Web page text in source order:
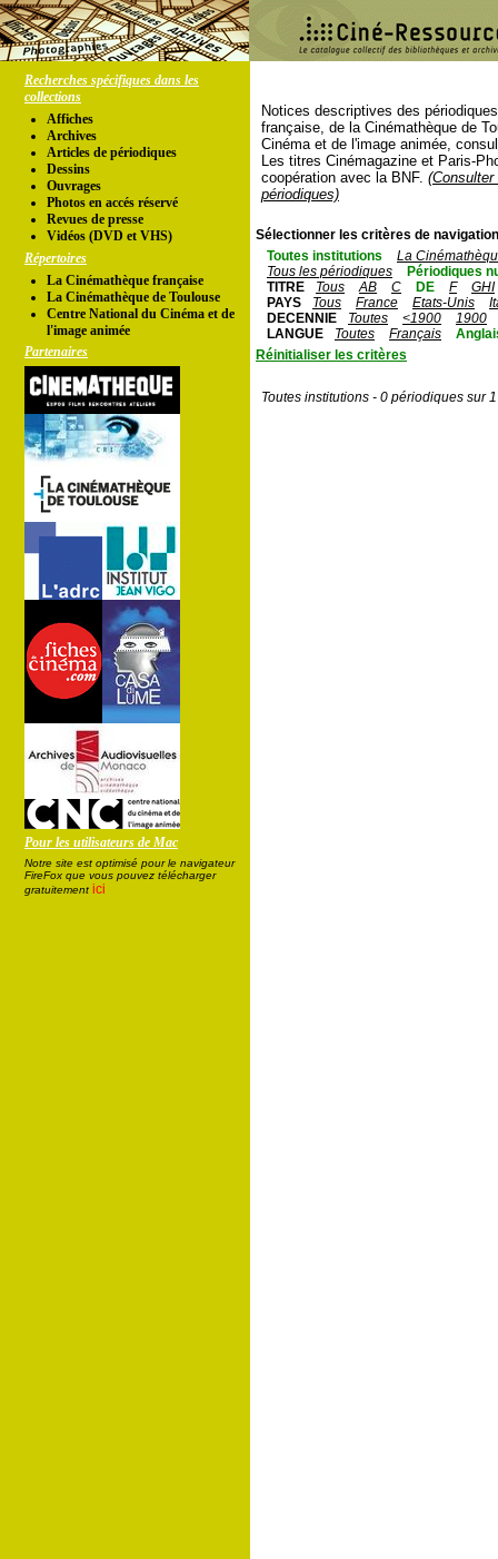
Recherches spécifiques dans les
collections
Affiches
Archives
Articles de périodiques
Dessins
Ouvrages
Photos en accés réservé
Revues de presse
Vidéos (DVD et VHS)
Répertoires
La Cinémathèque française
La Cinémathèque de Toulouse
Centre National du Cinéma et de
l'image animée
Partenaires
Pour les utilisateurs de Mac
Notre site est optimisé pour le navigateur
FireFox que vous pouvez télécharger
gratuitement ici
Notices descriptives des
française, de la Cinémathèque de
Cinéma et de l'image animée,
Les titres Cinémagazine et Paris-
coopération avec la BNF.
périodiques)
Sélectionner les critères de
Toutes institutions
La
Tous les périodiques
Périodiques
TITRE
Tous AB C DE F
GHI
PAYS
Tous France Etats-Unis
DECENNIE
Toutes <1900
1900
LANGUE
Toutes Français
Réinitialiser les critères
Toutes institutions - 0 périodiques sur